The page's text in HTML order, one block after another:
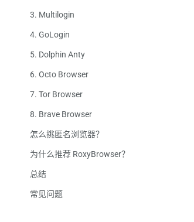
第 2 步：创建配置
第 3 步：无痕上网
3. Multilogin
4. GoLogin
5. Dolphin Anty
6. Octo Browser
7. Tor Browser
8. Brave Browser
怎么挑匿名浏览器？
为什么推荐 RoxyBrowser？
总结
常见问题